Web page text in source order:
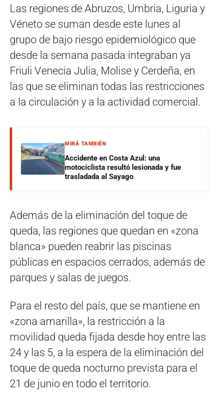
Las regiones de Abruzos, Umbria, Liguria y
Véneto se suman desde este lunes al
grupo de bajo riesgo epidemiológico que
desde la semana pasada integraban ya
Friuli Venecia Julia, Molise y Cerdeña, en
las que se eliminan todas las restricciones
a la circulación y a la actividad comercial.
MIRÁ TAMBIÉN
Accidente en Costa Azul: una
motociclista resultó lesionada y fue
trasladada al Sayago
Además de la eliminación del toque de
queda, las regiones que quedan en «zona
blanca» pueden reabrir las piscinas
públicas en espacios cerrados, además de
parques y salas de juegos.
Para el resto del país, que se mantiene en
«zona amarilla», la restricción a la
movilidad queda fijada desde hoy entre las
24 y las 5, a la espera de la eliminación del
toque de queda nocturno prevista para el
21 de junio en todo el territorio.